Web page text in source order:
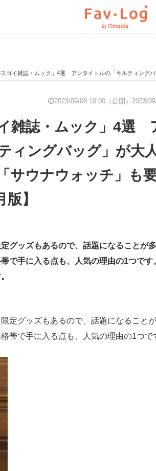
来を見通す スマホと通信の最新トレンド
まが分かる 企業ITのトレンドを詳説
品の総合サイト IT製品の技術・比較・事例
誌・ムック」4選 アンタイトルの「キルティングバッグ」が大人かわいい！ 話題の「サウナウォッチ
2023/09/08 10:00（公開） 2023/
雑誌・ムック」4選
ィングバッグ」が大
ウナウォッチ」も
】
グッズもあるので、話題になることが
で手に入る点も、人気の理由の1つです
グッズもあるので、話題になること
帯で手に入る点も、人気の理由の1つで